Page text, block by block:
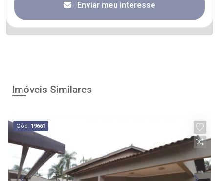
Enviar meu interesse
Imóveis Similares
Cód. 19661